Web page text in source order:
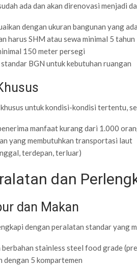
ada dan akan direnovasi menjadi
dengan ukuran bangunan yang ada
harus SHM atau sewa minimal 5 tahun
150 meter persegi
BGN untuk kebutuhan ruangan
untuk kondisi-kondisi tertentu,
manfaat kurang dari 1.000
yang membutuhkan transportasi laut
terdepan, terluar)
dan
dan Makan
dengan peralatan standar yang
berbahan stainless steel food grade
dengan 5 kompartemen